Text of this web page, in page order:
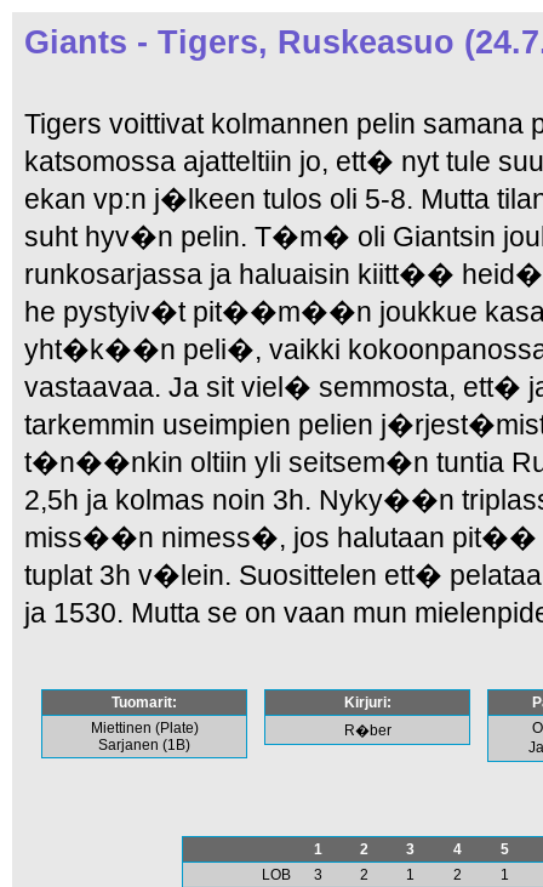
Giants - Tigers, Ruskeasuo
Tigers voittivat kolmannen pelin
katsomossa ajatteltiin jo, ett� nyt tule
ekan vp:n j�lkeen tulos oli 5-8. Mutta
suht hyv�n pelin. T�m� oli Giantsin
runkosarjassa ja haluaisin kiitt��
he pystyiv�t pit��m��n joukkue
yht�k��n peli�, vaikki kokoonpanossa
vastaavaa. Ja sit viel� semmosta, ett�
tarkemmin useimpien pelien
t�n��nkin oltiin yli seitsem�n tuntia
2,5h ja kolmas noin 3h. Nyky��n
miss��n nimess�, jos halutaan
tuplat 3h v�lein. Suosittelen ett�
ja 1530. Mutta se on vaan mun
Tuomarit:
Miettinen (Plate)
Sarjanen (1B)
Kirjuri:
R�ber
1 2 3 4
5
LOB
3 2 1 2
1